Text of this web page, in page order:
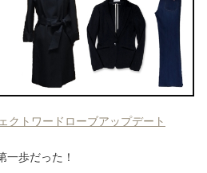
クトワードローブアップデート
一歩だった！